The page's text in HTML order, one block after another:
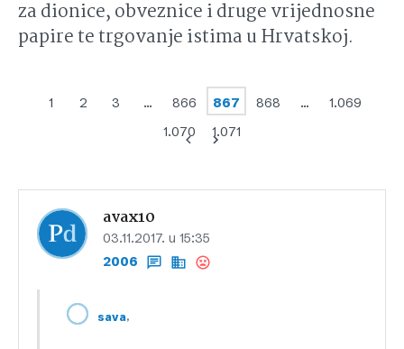
za dionice, obveznice i druge vrijednosne
papire te trgovanje istima u Hrvatskoj.
1 2 3 … 866 867 868 …
1.069
1.070
1.071
avax10
03.11.2017. u 15:35
2006
sava,